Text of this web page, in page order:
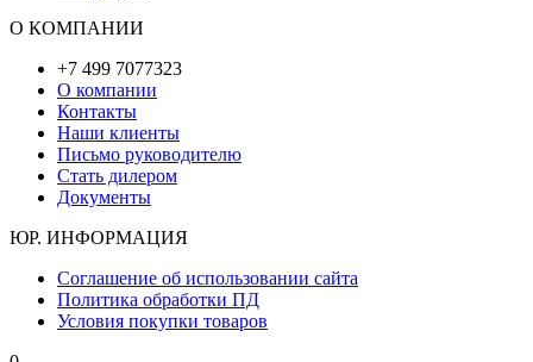
О КОМПАНИИ
+7 499 7077323
О компании
Контакты
Наши клиенты
Письмо руководителю
Стать дилером
Документы
ЮР. ИНФОРМАЦИЯ
Соглашение об использовании сайта
Политика обработки ПД
Условия покупки товаров